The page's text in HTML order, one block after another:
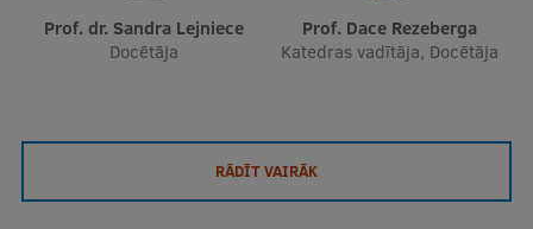
Prof. dr. Sandra Lejniece
Docētāja
Prof. Dace Rezeberga
Katedras vadītāja, Docētāja
RĀDĪT VAIRĀK